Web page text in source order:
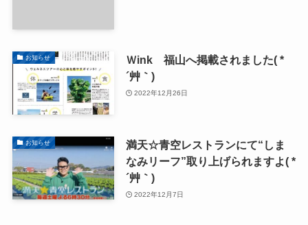
お知らせ
Ｗink 福山へ掲載されました( *
´艸｀)
2022年12月26日
お知らせ
満天☆青空レストランにて“しま
なみリーフ”取り上げられますよ( *
´艸｀)
2022年12月7日